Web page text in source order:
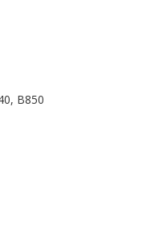
B850